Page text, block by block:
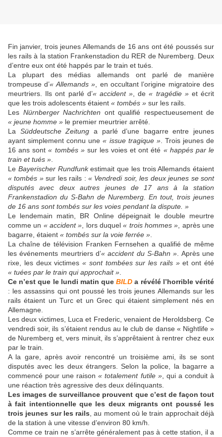
Fin janvier, trois jeunes Allemands de 16 ans ont été poussés sur
les rails à la station Frankenstadion du RER de Nuremberg. Deux
d’entre eux ont été happés par le train et tués.
La plupart des médias allemands ont parlé de manière
trompeuse d’« Allemands » , en occultant l’origine migratoire des
meurtriers. Ils ont parlé d’« accident » , de« tragédie »et écrit
que les trois adolescents étaient « tombés » sur les rails.
Les Nürnberger Nachrichten ont qualifié respectueusement de
« jeune homme » le premier meurtrier arrêté.
La Süddeutsche Zeitung a parlé d’une bagarre entre jeunes
ayant simplement connu une« issue tragique ». Trois jeunes de
16 ans sont« tombés »sur les voies et ont été « happés par le
train et tués »
Le Bayerischer Rundfunkestimait que les trois Allemands étaient
« tombés »sur les rails : « Vendredi soir, les deux jeunes se sont
disputés avec deux autres jeunes de 17 ans à la station
Frankenstadion du S-Bahn de Nuremberg. En tout, trois jeunes
de 16 ans sont tombés sur les voies pendant la dispute. »
Le lendemain matin, BR Online dépeignait le double meurtre
comme un « accident » , lors duquel« trois hommes » , après une
bagarre, étaient « tombés sur la voie ferrée »
La chaîne de télévision Franken Fernsehen a qualifié de même
les événements meurtriers d’« accident du S-Bahn » . Après une
rixe, les deux victimes « sont tombées sur les rails »et ont été
« tuées par le train qui approchait »
Ce n’est que le lundi matin queBILD a révélé l’horrible vérité
: les assassins qui ont poussé les trois jeunes Allemands sur les
rails étaient un Turc et un Grec qui étaient simplement nés en
Allemagne.
Les deux victimes, Luca et Frederic, venaient de Heroldsberg. Ce
vendredi soir, ils s’étaient rendus au le club de danse « Nightlife »
de Nuremberg et, vers minuit, ils s’apprêtaient à rentrer chez eux
par le train.
A la gare, après avoir rencontré un troisième ami, ils se sont
disputés avec les deux étrangers. Selon la police, la bagarre a
commencé pour une raison« totalement futile », qui a conduit à
une réaction très agressive des deux délinquants.
Les images de surveillance prouvent que c’est de façon tout
à fait intentionnelle que les deux migrants ont poussé les
trois jeunes sur les rails , au moment où le train approchait déjà
de la station à une vitesse d’environ 80 km/h.
Comme ce train ne s’arrête généralement pas à cette station, il a